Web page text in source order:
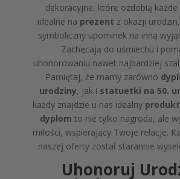
dekoracyjne, które ozdobią każde
idealne na prezent z okazji
symboliczny upominek na inną
Zachęcają do uśmiechu i
uhonorowaniu nawet najbardziej
Pamiętaj, że mamy zarówno
urodziny, jak i statuetki na 50.
każdy znajdzie u nas idealny produkt
dyplom to nie tylko nagroda, ale
miłości, wspierający Twoje relacje.
naszej oferty został starannie
Uhonoruj